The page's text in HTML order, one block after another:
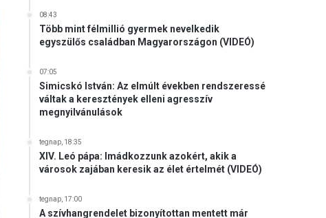
08:43
Több mint félmillió gyermek nevelkedik
egyszülős családban Magyarországon (VIDEÓ)
07:05
Simicskó István: Az elmúlt években rendszeressé
váltak a keresztények elleni agresszív
megnyilvánulások
tegnap, 18:35
XIV. Leó pápa: Imádkozzunk azokért, akik a
városok zajában keresik az élet értelmét (VIDEÓ)
tegnap, 17:00
A szívhangrendelet bizonyítottan mentett már